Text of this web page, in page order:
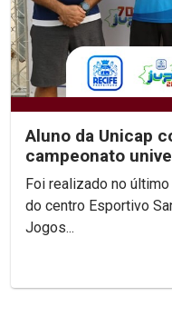
Aluno da Unicap
campeonato
Wrestling
Foi realizado no
do centro Esportivo
Jogos...